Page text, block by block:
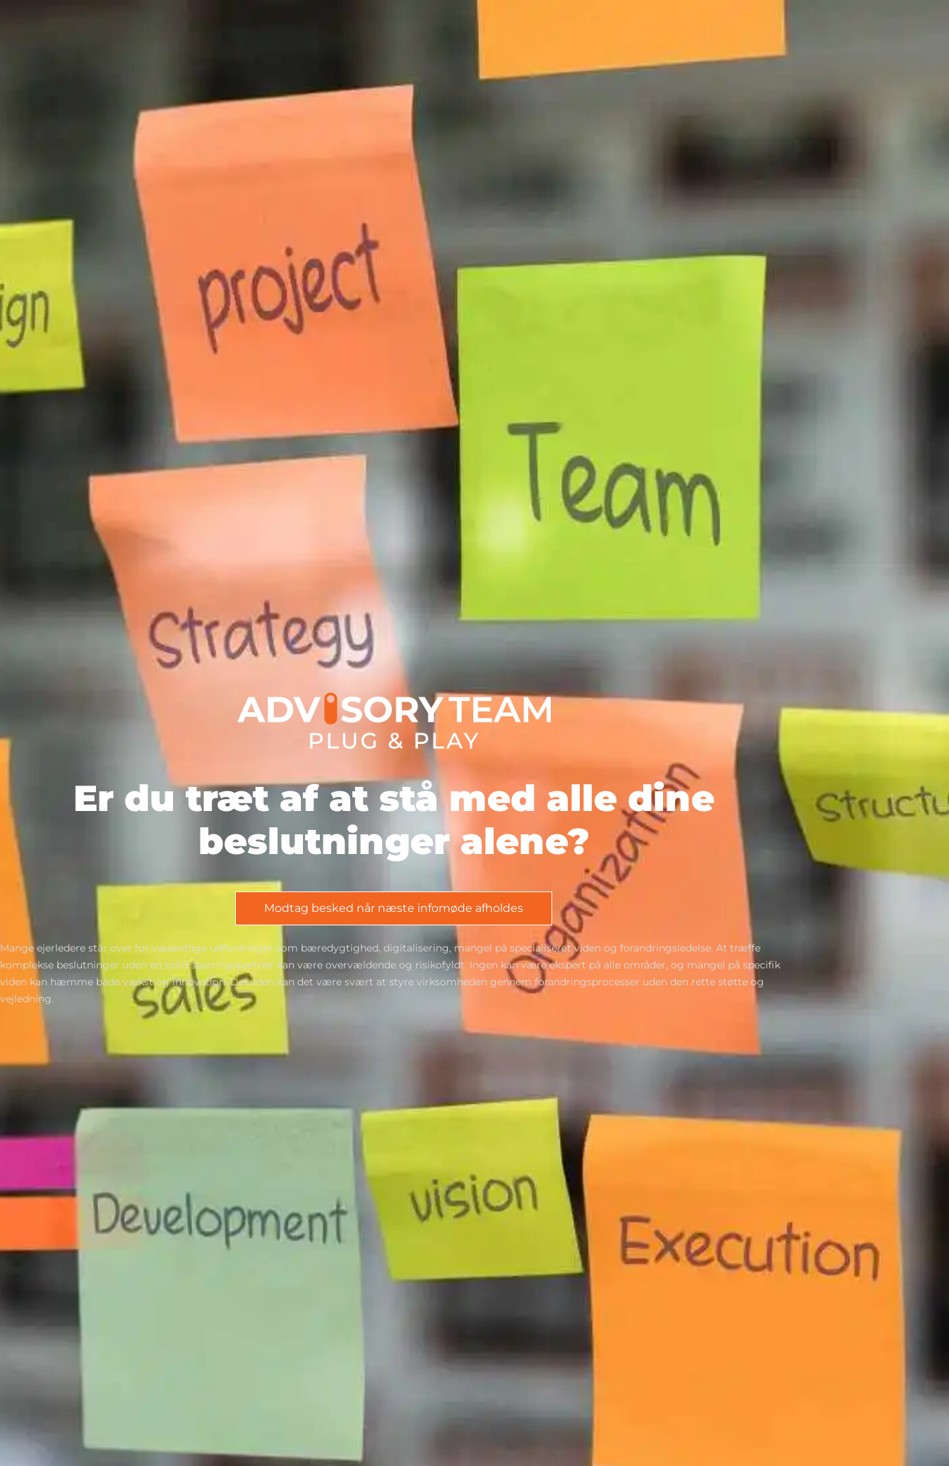
Er du træt af at stå med alle dine
beslutninger alene?
Modtag besked når næste infomøde afholdes
Mange ejerledere står over for væsentlige udfordringer som bæredygtighed, digitalisering, mangel på specialiseret viden og forandringsledelse. At træffe
komplekse beslutninger uden en solid sparringspartner kan være overvældende og risikofyldt. Ingen kan være ekspert på alle områder, og mangel på specifik
viden kan hæmme både vækst og innovation. Desuden kan det være svært at styre virksomheden gennem forandringsprocesser uden den rette støtte og
vejledning.